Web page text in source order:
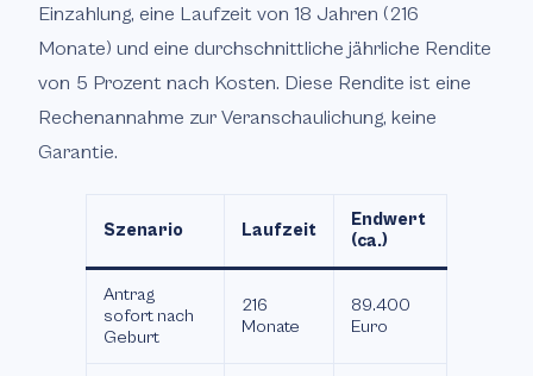
Einzahlung, eine Laufzeit von 18 Jahren (216
Monate) und eine durchschnittliche jährliche Rendite
von 5 Prozent nach Kosten. Diese Rendite ist eine
Rechenannahme zur Veranschaulichung, keine
Garantie.
Szenario Laufzeit
Endwert
(ca.)
Antrag
sofort nach
Geburt
216
Monate
89.400
Euro